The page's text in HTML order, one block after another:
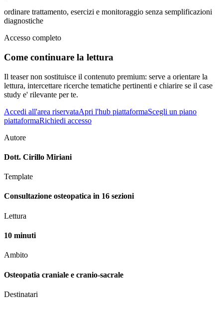
ordinare trattamento, esercizi e monitoraggio senza semplificazioni
diagnostiche
Accesso completo
Come continuare la lettura
Il teaser non sostituisce il contenuto premium: serve a orientare la
lettura, intercettare ricerche tematiche pertinenti e chiarire se il case
study e' rilevante per te.
Accedi all'area riservataApri l'hub piattaformaScegli un piano
piattaformaRichiedi accesso
Autore
Dott. Cirillo Miriani
Template
Consultazione osteopatica in 16 sezioni
Lettura
10 minuti
Ambito
Osteopatia craniale e cranio-sacrale
Destinatari